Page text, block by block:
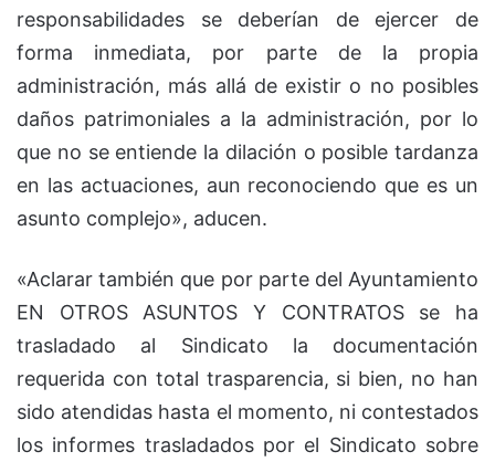
responsabilidades se deberían de ejercer de
forma inmediata, por parte de la propia
administración, más allá de existir o no posibles
daños patrimoniales a la administración, por lo
que no se entiende la dilación o posible tardanza
en las actuaciones, aun reconociendo que es un
asunto complejo», aducen.
«Aclarar también que por parte del Ayuntamiento
EN OTROS ASUNTOS Y CONTRATOS se ha
trasladado al Sindicato la documentación
requerida con total trasparencia, si bien, no han
sido atendidas hasta el momento, ni contestados
los informes trasladados por el Sindicato sobre